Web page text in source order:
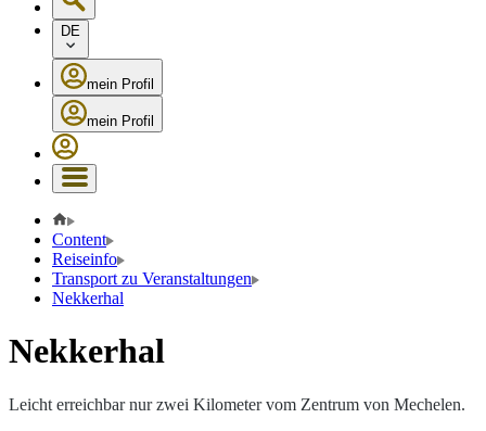
DE
mein Profil
mein Profil
Content
Reiseinfo
Transport zu Veranstaltungen
Nekkerhal
Nekkerhal
Leicht erreichbar nur zwei Kilometer vom Zentrum von Mechelen.